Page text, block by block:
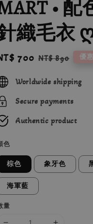
•
織毛衣
700 Regular
NT$ 890 優惠
Worldwide shipping
Secure payments
Authentic product
色
棕色 象牙色
海軍藍
量